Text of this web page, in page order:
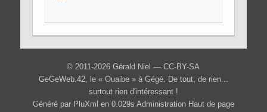
© 2011-2026 Gérald Niel —CC-BY-SA
GeGeWeb.42, le « Ouaibe » à Gégé. De tout, de rien...
surtout rien d'intéressant !
Généré par PluXml en 0.029s Administration Haut de page